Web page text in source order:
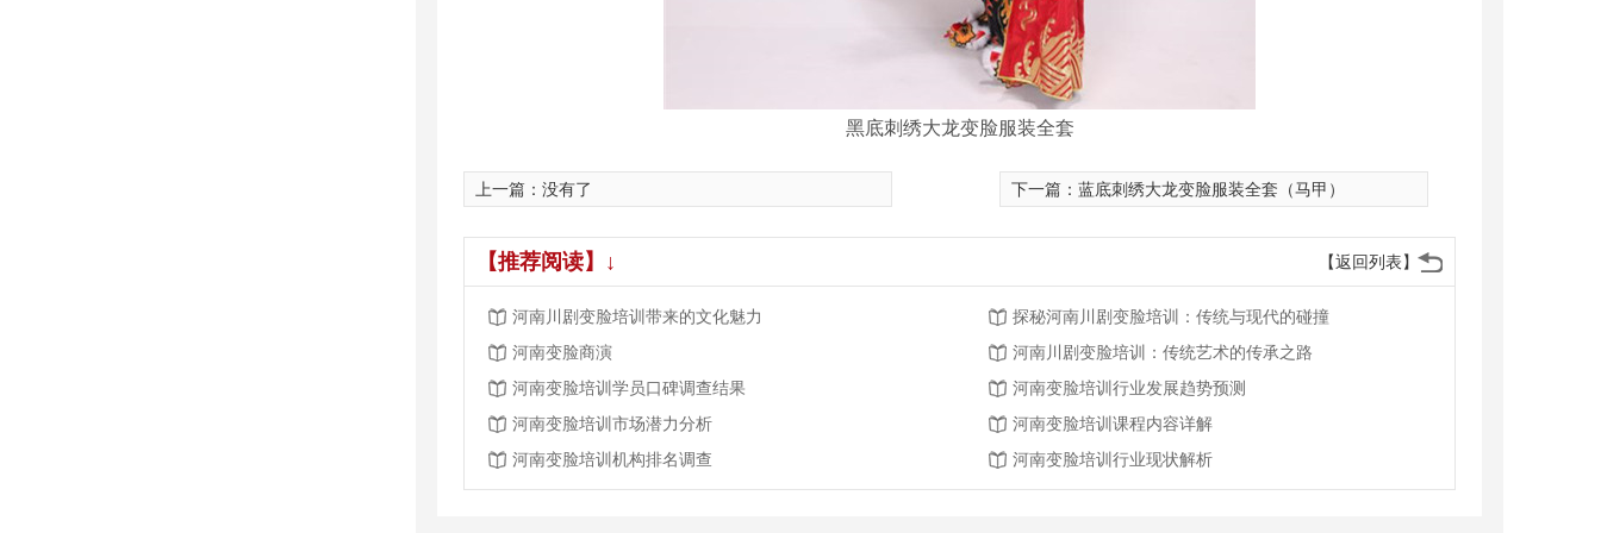
黑底刺绣大龙变脸服装全套
上一篇：没有了 下一篇： 蓝底刺绣大龙变脸服装全套（马甲）
【返回列表】
【推荐阅读】↓
河南川剧变脸培训带来的文化魅力
探秘河南川剧变脸培训：传统与现代的碰撞
河南变脸商演
河南川剧变脸培训：传统艺术的传承之路
河南变脸培训学员口碑调查结果
河南变脸培训行业发展趋势预测
河南变脸培训市场潜力分析
河南变脸培训课程内容详解
河南变脸培训机构排名调查
河南变脸培训行业现状解析